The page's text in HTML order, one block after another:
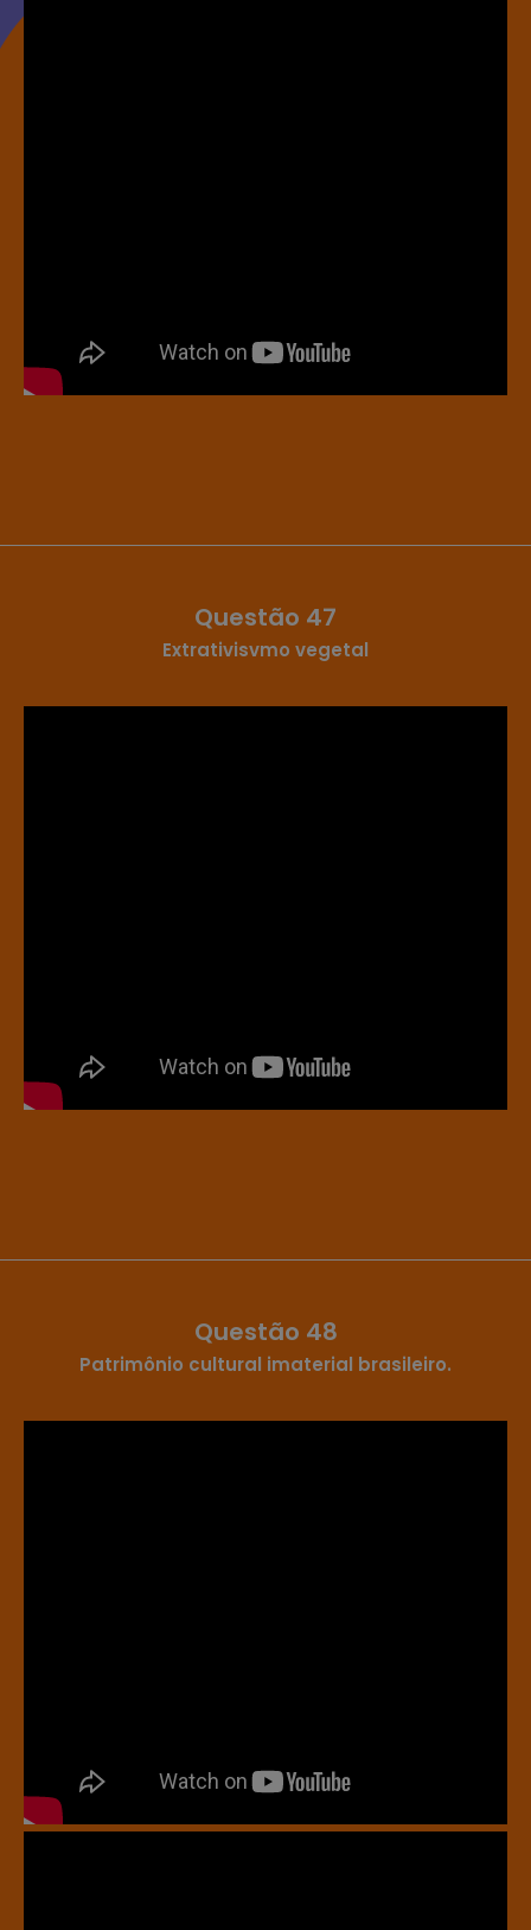
Questão 47
Extrativisvmo vegetal
Questão 48
Patrimônio cultural imaterial brasileiro.